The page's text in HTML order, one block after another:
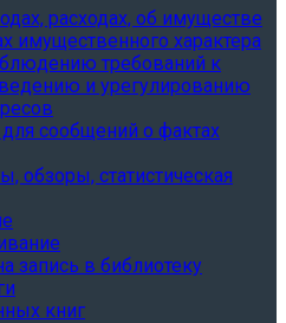
расходах, об имуществе
имущественного характера
требований к
и урегулированию
сообщений о фактах
обзоры, статистическая
запись в библиотеку
книг